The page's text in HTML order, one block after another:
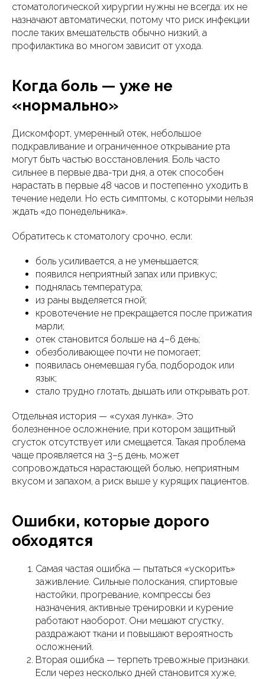
стоматологической хирургии нужны не всегда: их не
назначают автоматически, потому что риск инфекции
после таких вмешательств обычно низкий, а
профилактика во многом зависит от ухода.
Когда боль — уже не
«нормально»
Дискомфорт, умеренный отек, небольшое
подкравливание и ограниченное открывание рта
могут быть частью восстановления. Боль часто
сильнее в первые два-три дня, а отек способен
нарастать в первые 48 часов и постепенно уходить в
течение недели. Но есть симптомы, с которыми нельзя
ждать «до понедельника».
Обратитесь к стоматологу срочно, если:
боль усиливается, а не уменьшается;
появился неприятный запах или привкус;
поднялась температура;
из раны выделяется гной;
кровотечение не прекращается после прижатия
марли;
отек становится больше на 4–6 день;
обезболивающее почти не помогает;
появилась онемевшая губа, подбородок или
язык;
стало трудно глотать, дышать или открывать рот.
Отдельная история — «сухая лунка». Это
болезненное осложнение, при котором защитный
сгусток отсутствует или смещается. Такая проблема
чаще проявляется на 3–5 день, может
сопровождаться нарастающей болью, неприятным
вкусом и запахом, а риск выше у курящих пациентов.
Ошибки, которые дорого
обходятся
Самая частая ошибка — пытаться «ускорить»
заживление. Сильные полоскания, спиртовые
настойки, прогревание, компрессы без
назначения, активные тренировки и курение
работают наоборот. Они мешают сгустку,
раздражают ткани и повышают вероятность
осложнений.
Вторая ошибка — терпеть тревожные признаки.
Если через несколько дней становится хуже,